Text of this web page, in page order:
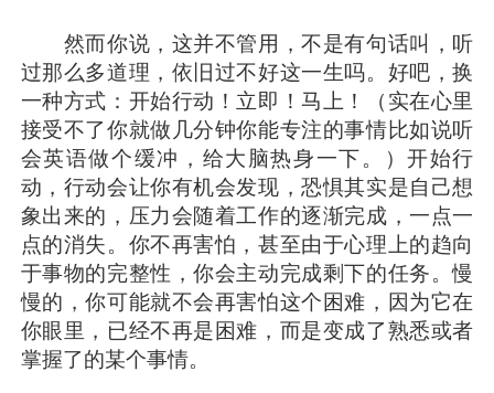
然而你说，这并不管用，不是有句话叫，听
过那么多道理，依旧过不好这一生吗。好吧，换
一种方式：开始行动！立即！马上！（实在心里
接受不了你就做几分钟你能专注的事情比如说听
会英语做个缓冲，给大脑热身一下。）开始行
动，行动会让你有机会发现，恐惧其实是自己想
象出来的，压力会随着工作的逐渐完成，一点一
点的消失。你不再害怕，甚至由于心理上的趋向
于事物的完整性，你会主动完成剩下的任务。慢
慢的，你可能就不会再害怕这个困难，因为它在
你眼里，已经不再是困难，而是变成了熟悉或者
掌握了的某个事情。